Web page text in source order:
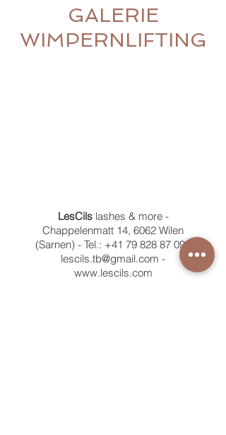
GALERIE
WIMPERNLIFTING
LesCilslashes & more -
Chappelenmatt 14, 6062 Wilen
(Sarnen) - Tel.: +41 79 828 87 09-
lescils.tb@gmail.com -
www.lescils.com